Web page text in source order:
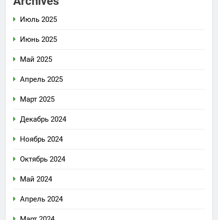
Июль 2025
Июнь 2025
Май 2025
Апрель 2025
Март 2025
Декабрь 2024
Ноябрь 2024
Октябрь 2024
Май 2024
Апрель 2024